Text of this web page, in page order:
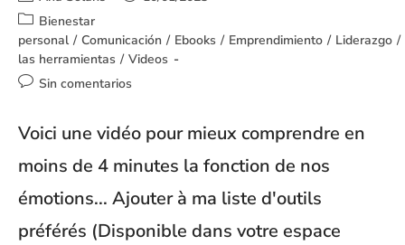
Bienestar
personal / Comunicación / Ebooks / Emprendimiento / Liderazgo /
las herramientas / Videos
Sin comentarios
Voici une vidéo pour mieux comprendre en
moins de 4 minutes la fonction de nos
émotions... Ajouter à ma liste d'outils
préférés (Disponible dans votre espace